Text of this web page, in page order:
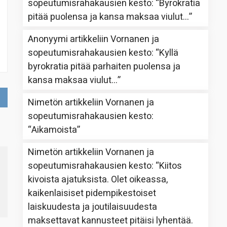
sopeutumisrahakausien kesto: “Byrokratia
pitää puolensa ja kansa maksaa viulut…”
Anonyymi artikkeliinVornanen ja
sopeutumisrahakausien kesto: “Kyllä
byrokratia pitää parhaiten puolensa ja
kansa maksaa viulut…”
Nimetön artikkeliinVornanen ja
sopeutumisrahakausien kesto:
“Aikamoista”
Nimetön artikkeliinVornanen ja
sopeutumisrahakausien kesto: “Kiitos
kivoista ajatuksista. Olet oikeassa,
kaikenlaisiset pidempikestoiset
laiskuudesta ja joutilaisuudesta
maksettavat kannusteet pitäisi lyhentää.